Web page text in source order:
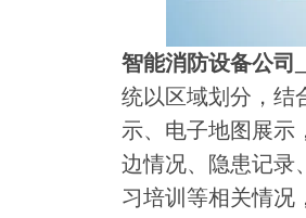
智能消防设备公司
统以区域划分，结
示、电子地图展示
边情况、隐患记录
习培训等相关情况